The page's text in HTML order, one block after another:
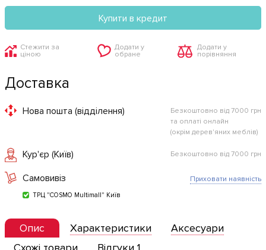
Купити в кредит
Стежити за
ціною
Додати у
обране
Додати у
порівняння
Доставка
Нова пошта (відділення)
Безкоштовно від 7000 грн
та оплаті онлайн
(окрім дерев'яних меблів)
Кур'єр (Київ) Безкоштовно від 7000 грн
Самовивіз
ТРЦ "COSMO Multimall" Київ
Приховати наявність
Опис Характеристики
Аксесуари